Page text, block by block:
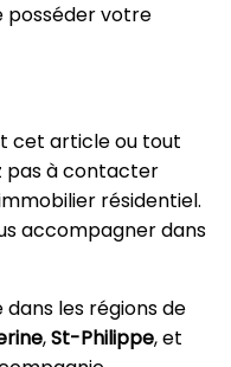
posséder votre
cet article ou tout
pas à contacter
résidentiel.
accompagner dans
les régions de
,St-Philippe, et